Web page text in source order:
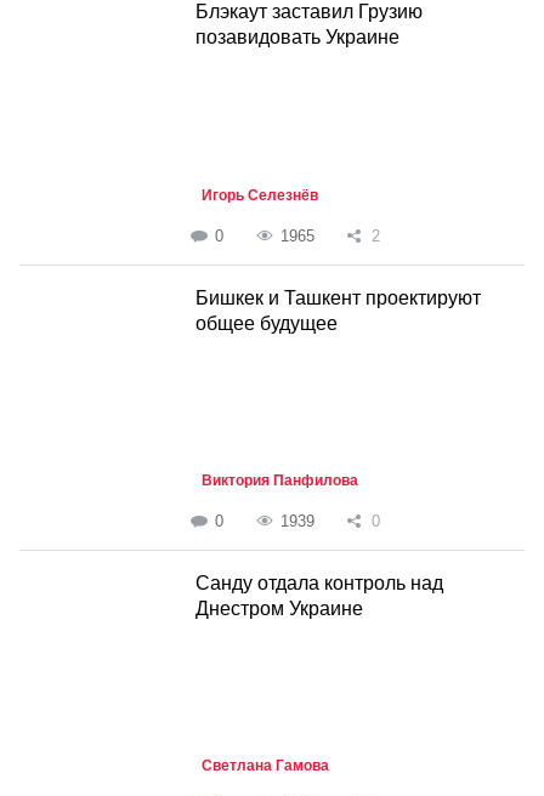
Блэкаут заставил Грузию
позавидовать Украине
Игорь Селезнёв
0 1965 2
Бишкек и Ташкент проектируют
общее будущее
Виктория Панфилова
0 1939 0
Санду отдала контроль над
Днестром Украине
Светлана Гамова